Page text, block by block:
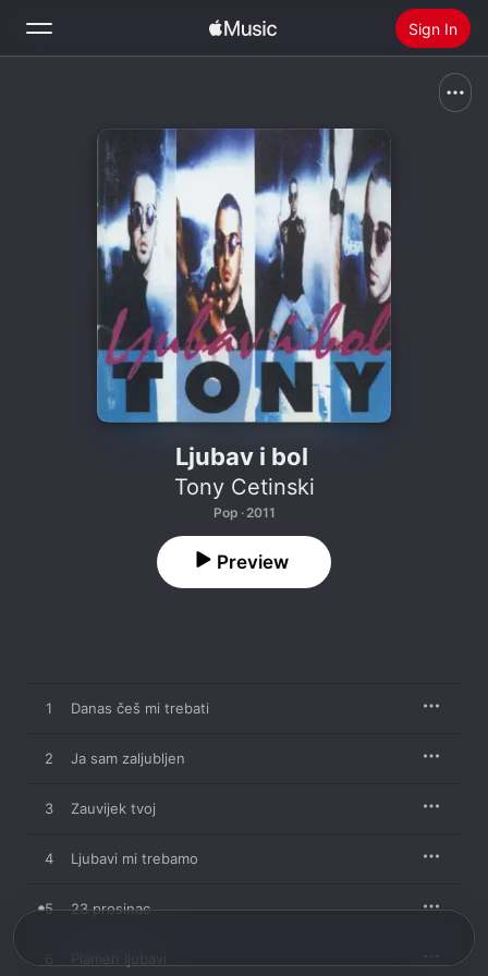
Sign In
Radio
Install Apple Music
Ljubav i bol
Tony Cetinski
Pop · 2011
Preview
1 Danas češ mi trebati
2 Ja sam zaljubljen
3 Zauvijek tvoj
4 Ljubavi mi trebamo
5 23 prosinac